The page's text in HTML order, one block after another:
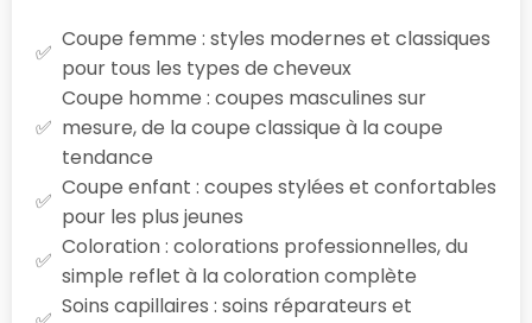
Coupe femme : styles modernes et classiques
pour tous les types de cheveux
Coupe homme : coupes masculines sur
mesure, de la coupe classique à la coupe
tendance
Coupe enfant : coupes stylées et confortables
pour les plus jeunes
Coloration : colorations professionnelles, du
simple reflet à la coloration complète
Soins capillaires : soins réparateurs et